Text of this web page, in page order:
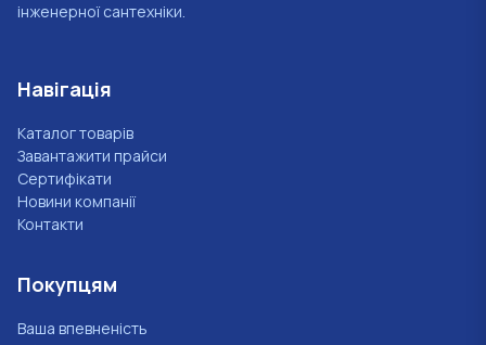
інженерної сантехніки.
Навігація
Каталог товарів
Завантажити прайси
Сертифікати
Новини компанії
Контакти
Покупцям
Ваша впевненість